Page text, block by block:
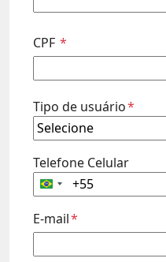
CPF *
Tipo de usuário*
Telefone Celular
Brazil
E-mail*